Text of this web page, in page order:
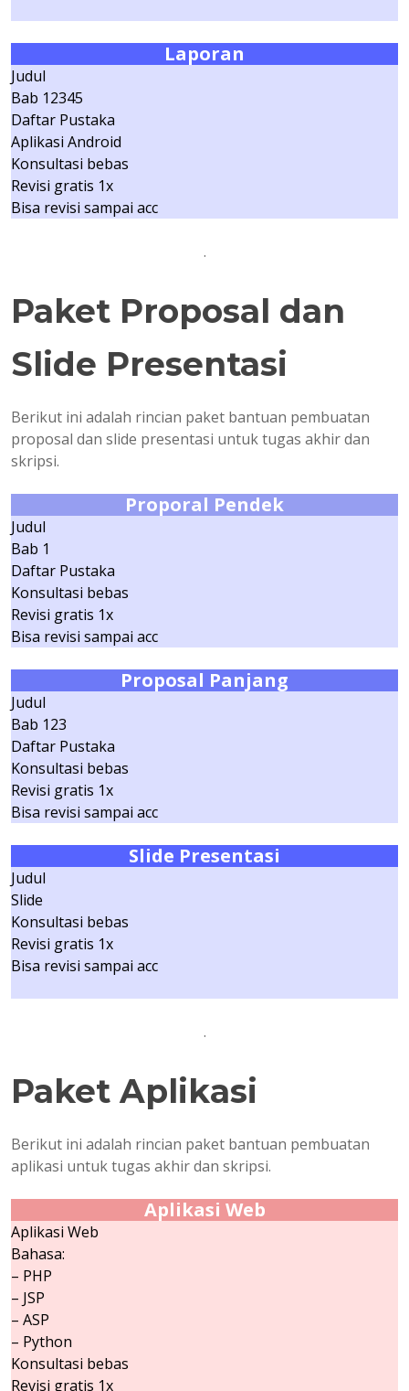
Laporan
Judul
Bab 12345
Daftar Pustaka
Aplikasi Android
Konsultasi bebas
Revisi gratis 1x
Bisa revisi sampai acc
.
Paket Proposal dan
Slide Presentasi
Berikut ini adalah rincian paket bantuan pembuatan
proposal dan slide presentasi untuk tugas akhir dan
skripsi.
Proporal Pendek
Judul
Bab 1
Daftar Pustaka
Konsultasi bebas
Revisi gratis 1x
Bisa revisi sampai acc
Proposal Panjang
Judul
Bab 123
Daftar Pustaka
Konsultasi bebas
Revisi gratis 1x
Bisa revisi sampai acc
Slide Presentasi
Judul
Slide
Konsultasi bebas
Revisi gratis 1x
Bisa revisi sampai acc
.
Paket Aplikasi
Berikut ini adalah rincian paket bantuan pembuatan
aplikasi untuk tugas akhir dan skripsi.
Aplikasi Web
Aplikasi Web
Bahasa:
– PHP
– JSP
– ASP
– Python
Konsultasi bebas
Revisi gratis 1x